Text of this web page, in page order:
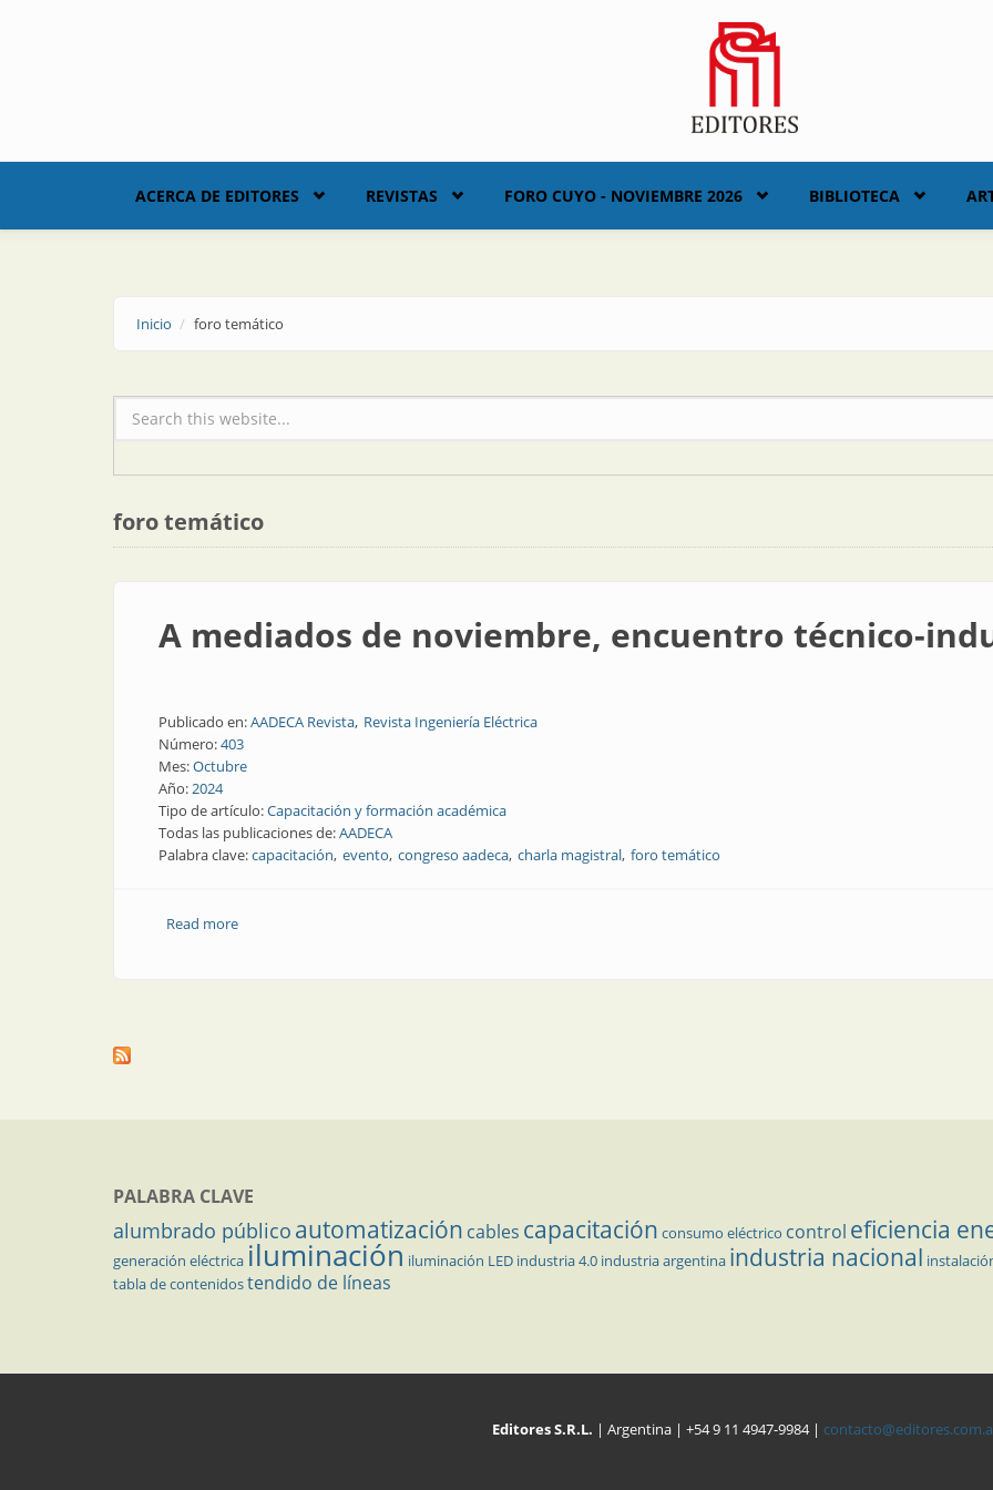
ACERCA DE EDITORES REVISTAS FORO CUYO - NOVIEMBRE 2026 BIBLIOTECA
Inicio foro temático
Formulario de búsqueda
foro temático
A mediados de noviembre, encuentro técnico-
Publicado en:AADECA Revista Revista Ingeniería Eléctrica
Número:403
Mes:Octubre
Año:2024
Tipo de artículo:Capacitación y formación académica
Todas las publicaciones de:AADECA
Palabra clave:capacitación evento congreso aadeca charla magistral foro temático
Read moreabout A mediados de noviembre, encuentro técnico-industrial
PALABRA CLAVE
alumbrado público automatización cables capacitación consumo eléctrico control eficiencia
generación eléctrica iluminación iluminación LED industria 4.0 industria argentina industria nacional
tabla de contenidostendido de líneas
Editores S.R.L. | Argentina | +54 9 11 4947-9984 |